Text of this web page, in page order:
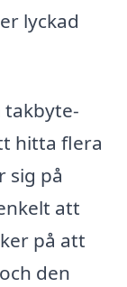
lyckad
takbyte-
hitta flera
sig på
att
på att
den